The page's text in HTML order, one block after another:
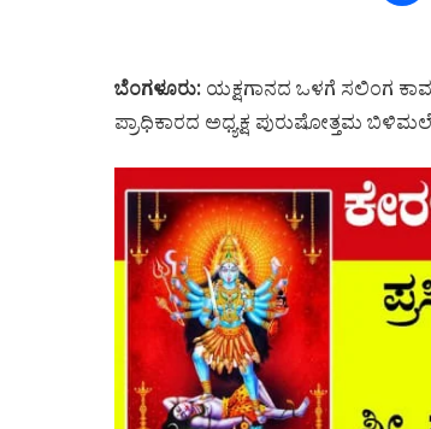
ಬೆಂಗಳೂರು:ಯಕ್ಷಗಾನದ ಒಳಗೆ ಸಲಿಂಗ ಕಾಮ
ಪ್ರಾಧಿಕಾರದ ಅಧ್ಯಕ್ಷ ಪುರುಷೋತ್ತಮ